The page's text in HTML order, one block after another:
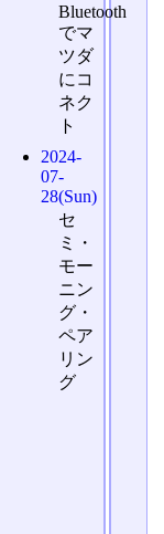
Bluetooth
でマ
ツダ
にコ
ネク
ト
2024-
07-
28(Sun)
セ
ミ・
モー
ニン
グ・
ペア
リン
グ